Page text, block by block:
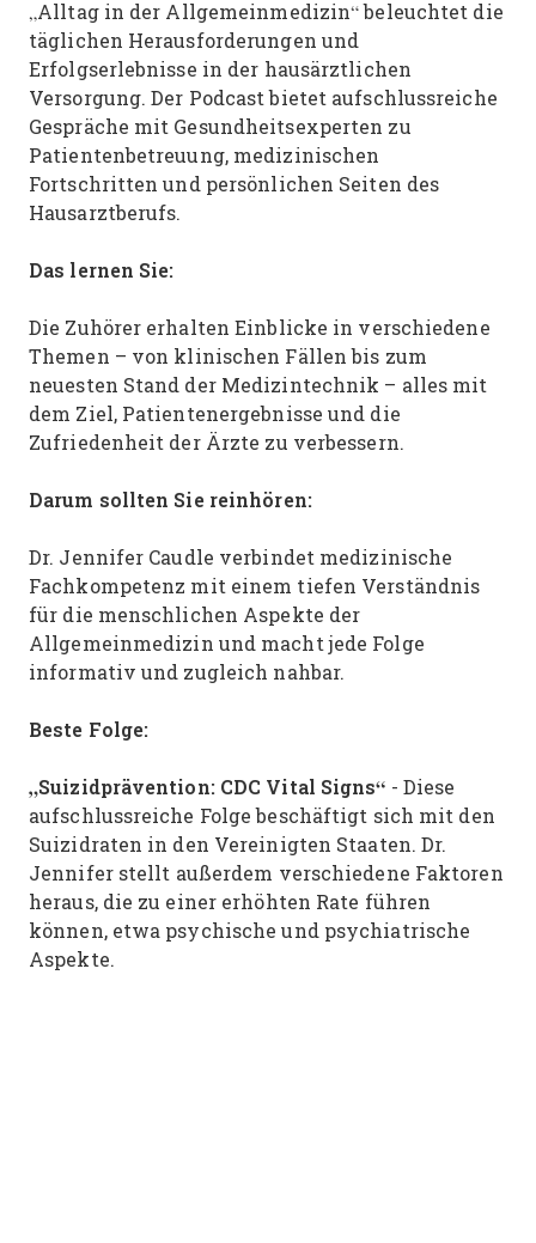
„Alltag in der Allgemeinmedizin“ beleuchtet die
täglichen Herausforderungen und
Erfolgserlebnisse in der hausärztlichen
Versorgung. Der Podcast bietet aufschlussreiche
Gespräche mit Gesundheitsexperten zu
Patientenbetreuung, medizinischen
Fortschritten und persönlichen Seiten des
Hausarztberufs.
Das lernen Sie:
Die Zuhörer erhalten Einblicke in verschiedene
Themen – von klinischen Fällen bis zum
neuesten Stand der Medizintechnik – alles mit
dem Ziel, Patientenergebnisse und die
Zufriedenheit der Ärzte zu verbessern.
Darum sollten Sie reinhören:
Dr. Jennifer Caudle verbindet medizinische
Fachkompetenz mit einem tiefen Verständnis
für die menschlichen Aspekte der
Allgemeinmedizin und macht jede Folge
informativ und zugleich nahbar.
Beste Folge:
„Suizidprävention: CDC Vital Signs“ - Diese
aufschlussreiche Folge beschäftigt sich mit den
Suizidraten in den Vereinigten Staaten. Dr.
Jennifer stellt außerdem verschiedene Faktoren
heraus, die zu einer erhöhten Rate führen
können, etwa psychische und psychiatrische
Aspekte.